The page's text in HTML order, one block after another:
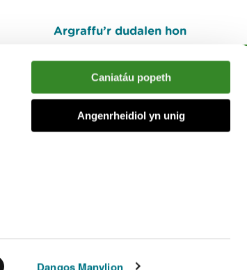
Dangos Manylion
Caniatáu popeth
Angenrheidiol yn unig
Argraffu’r dudalen hon
I fyny